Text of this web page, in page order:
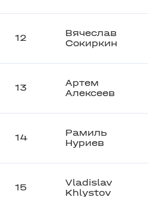
12
Вячеслав
Сокиркин
13
Артем
Алексеев
14
Рамиль
Нуриев
15
Vladislav
Khlystov